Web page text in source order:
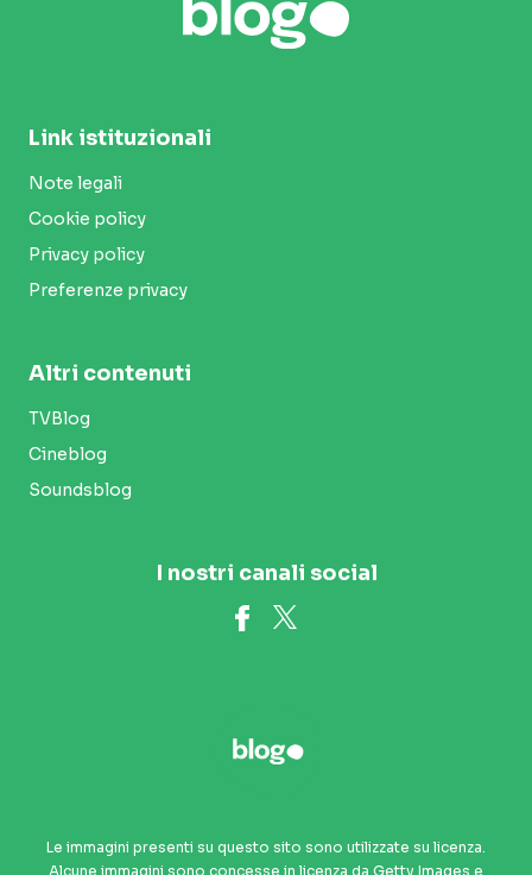
Link istituzionali
Note legali
Cookie policy
Privacy policy
Preferenze privacy
Altri contenuti
TVBlog
Cineblog
Soundsblog
I nostri canali social
Le immagini presenti su questo sito sono utilizzate su licenza.
Alcune immagini sono concesse in licenza da Getty Images e